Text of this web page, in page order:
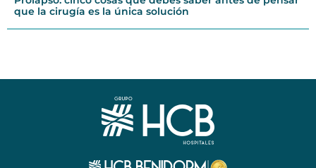
que la cirugía es la única solución